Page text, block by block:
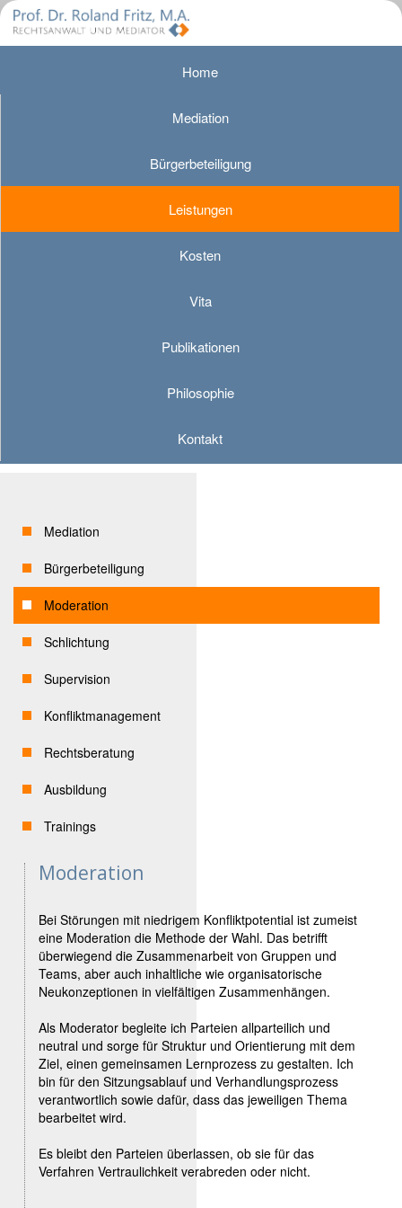
Home
Mediation
Bürgerbeteiligung
Leistungen
Kosten
Vita
Publikationen
Philosophie
Kontakt
Mediation
Bürgerbeteiligung
Moderation
Schlichtung
Supervision
Konfliktmanagement
Rechtsberatung
Ausbildung
Trainings
Moderation
Bei Störungen mit niedrigem Konfliktpotential ist zumeist
eine Moderation die Methode der Wahl. Das betrifft
überwiegend die Zusammenarbeit von Gruppen und
Teams, aber auch inhaltliche wie organisatorische
Neukonzeptionen in vielfältigen Zusammenhängen.
Als Moderator begleite ich Parteien allparteilich und
neutral und sorge für Struktur und Orientierung mit dem
Ziel, einen gemeinsamen Lernprozess zu gestalten. Ich
bin für den Sitzungsablauf und Verhandlungsprozess
verantwortlich sowie dafür, dass das jeweiligen Thema
bearbeitet wird.
Es bleibt den Parteien überlassen, ob sie für das
Verfahren Vertraulichkeit verabreden oder nicht.